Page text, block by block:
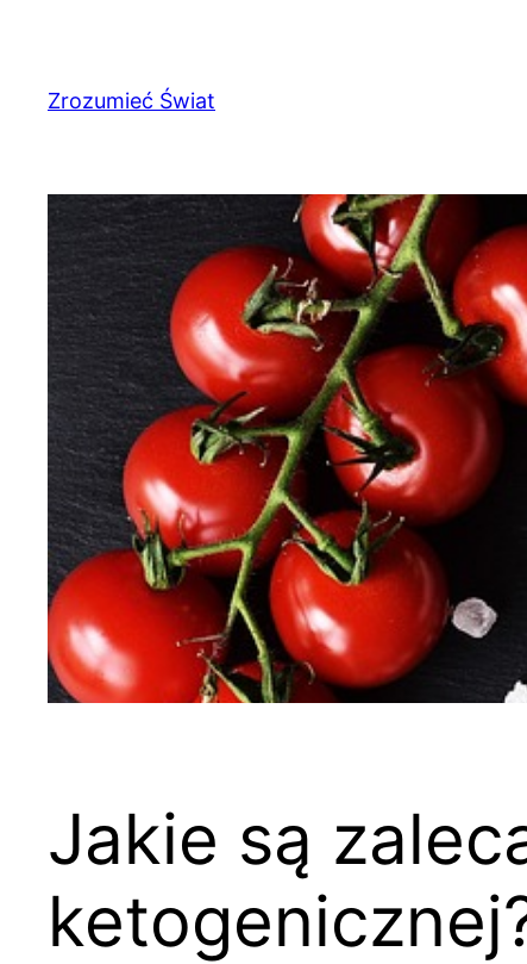
treściZrozumieć Świat
Jakie są